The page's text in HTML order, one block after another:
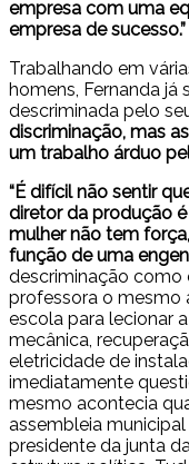
empresa com uma
empresa de sucesso.”
Trabalhando em
homens, Fernanda já
descriminada pelo
discriminação, mas
um trabalho árduo
“É difícil não sentir
diretor da produção
mulher não tem
função de uma
descriminação como
professora o mesmo
escola para lecionar
mecânica,
eletricidade de
imediatamente
mesmo acontecia
assembleia
presidente da junta